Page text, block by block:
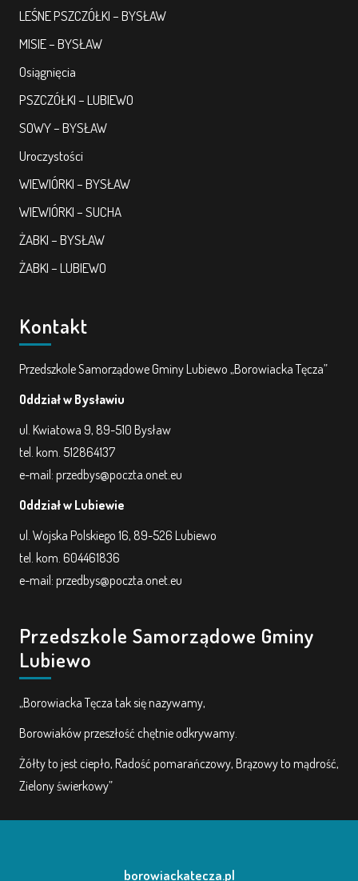
LEŚNE PSZCZÓŁKI – BYSŁAW
MISIE – BYSŁAW
Osiągnięcia
PSZCZÓŁKI – LUBIEWO
SOWY – BYSŁAW
Uroczystości
WIEWIÓRKI – BYSŁAW
WIEWIÓRKI – SUCHA
ŻABKI – BYSŁAW
ŻABKI – LUBIEWO
Kontakt
Przedszkole Samorządowe Gminy Lubiewo „Borowiacka Tęcza”
Oddział w Bysławiu
ul. Kwiatowa 9, 89-510 Bysław
tel. kom. 512864137
e-mail: przedbys@poczta.onet.eu
Oddział w Lubiewie
ul. Wojska Polskiego 16, 89-526 Lubiewo
tel. kom. 604461836
e-mail: przedbys@poczta.onet.eu
Przedszkole Samorządowe Gminy
Lubiewo
„Borowiacka Tęcza tak się nazywamy,
Borowiaków przeszłość chętnie odkrywamy.
Żółty to jest ciepło, Radość pomarańczowy, Brązowy to mądrość,
Zielony świerkowy”
borowiackatecza.pl